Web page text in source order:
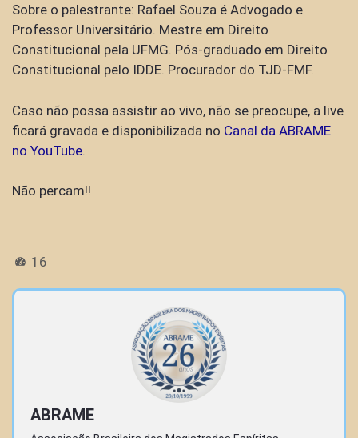
Sobre o palestrante: Rafael Souza é Advogado e
Professor Universitário. Mestre em Direito
Constitucional pela UFMG. Pós-graduado em Direito
Constitucional pelo IDDE. Procurador do TJD-FMF.
Caso não possa assistir ao vivo, não se preocupe, a live
ficará gravada e disponibilizada no Canal da ABRAME
no YouTube.
Não percam!!
16
ABRAME